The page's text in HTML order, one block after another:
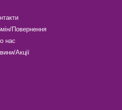
Повернення
нас
Акції